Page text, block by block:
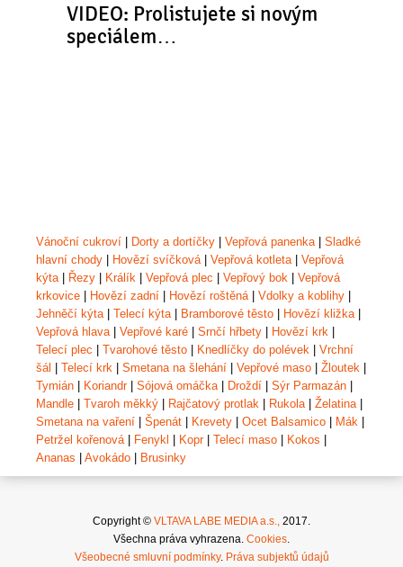
VIDEO: Prolistujete si novým
speciálem…
Vánoční cukroví Dorty a dortíčky Vepřová panenka| Sladké
hlavní chody
Hovězí svíčková| Vepřová kotleta| Vepřová
kýta| Řezy Králík Vepřová plec Vepřový bok
Vepřová
krkovice
Hovězí zadní Hovězí roštěná| Vdolky a koblihy
Jehněčí kýta| Telecí kýta| Bramborové těsto Hovězí kližka|
Vepřová hlava| Vepřové karé Srnčí hřbety Hovězí krk
Telecí plec
Tvarohové těsto Knedlíčky do polévek
Vrchní
šál
Telecí krk Smetana na šlehání Vepřové maso Žloutek
Tymián
Koriandr| Sójová omáčka| Droždí Sýr Parmazán
Mandle
Tvaroh měkký Rajčatový protlak Rukola| Želatina|
Smetana na vaření
Špenát Krevety Ocet Balsamico Mák
Petržel kořenová| Fenykl Kopr| Telecí maso Kokos
Ananas
Avokádo Brusinky
Copyright © VLTAVA LABE MEDIA a.s., 2017.
Všechna práva vyhrazena. Cookies.
Všeobecné smluvní podmínky. Práva subjektů údajů